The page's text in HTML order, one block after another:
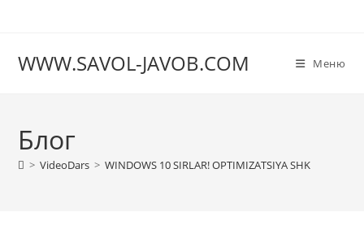
WWW.SAVOL-JAVOB.COM Меню
Блог
> VideoDars > WINDOWS 10 SIRLAR! OPTIMIZATSIYA SHK